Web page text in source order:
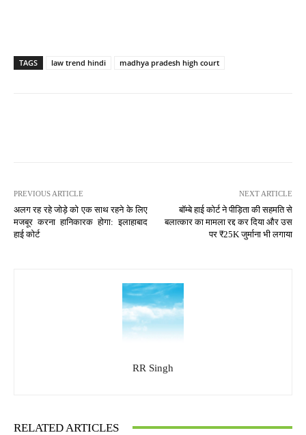
TAGS law trend hindi madhya pradesh high court
PREVIOUS ARTICLE
अलग रह रहे जोड़े को एक साथ रहने के लिए
मजबूर करना हानिकारक होगा: इलाहाबाद
हाई कोर्ट
NEXT ARTICLE
बॉम्बे हाई कोर्ट ने पीड़िता की सहमति से
बलात्कार का मामला रद्द कर दिया और उस
पर ₹25K जुर्माना भी लगाया
RR Singh
RELATED ARTICLES